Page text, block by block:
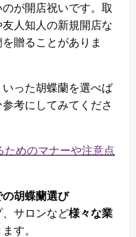
が開店祝いです。取
人知人の新規開店な
贈ることがありま
った胡蝶蘭を選べば
考にしてみてくださ
ためのマナーや注意点
の胡蝶蘭選び
、サロンなど様々な業
す。